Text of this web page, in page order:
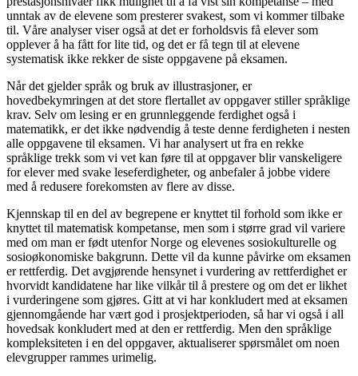
unntak av de elevene som presterer svakest, som vi kommer tilbake
til. Våre analyser viser også at det er forholdsvis få elever som
opplever å ha fått for lite tid, og det er få tegn til at elevene
systematisk ikke rekker de siste oppgavene på eksamen.
Når det gjelder språk og bruk av illustrasjoner, er
hovedbekymringen at det store flertallet av oppgaver stiller språklige
krav. Selv om lesing er en grunnleggende ferdighet også i
matematikk, er det ikke nødvendig å teste denne ferdigheten i nesten
alle oppgavene til eksamen. Vi har analysert ut fra en rekke
språklige trekk som vi vet kan føre til at oppgaver blir vanskeligere
for elever med svake leseferdigheter, og anbefaler å jobbe videre
med å redusere forekomsten av flere av disse.
Kjennskap til en del av begrepene er knyttet til forhold som ikke er
knyttet til matematisk kompetanse, men som i større grad vil variere
med om man er født utenfor Norge og elevenes sosiokulturelle og
sosioøkonomiske bakgrunn. Dette vil da kunne påvirke om eksamen
er rettferdig. Det avgjørende hensynet i vurdering av rettferdighet er
hvorvidt kandidatene har like vilkår til å prestere og om det er likhet
i vurderingene som gjøres. Gitt at vi har konkludert med at eksamen
gjennomgående har vært god i prosjektperioden, så har vi også i all
hovedsak konkludert med at den er rettferdig. Men den språklige
kompleksiteten i en del oppgaver, aktualiserer spørsmålet om noen
elevgrupper rammes urimelig.